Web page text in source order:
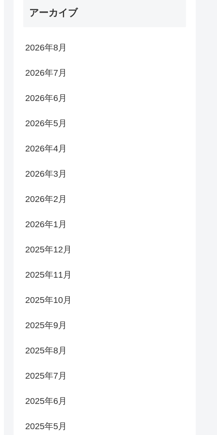
アーカイブ
2026年8月
2026年7月
2026年6月
2026年5月
2026年4月
2026年3月
2026年2月
2026年1月
2025年12月
2025年11月
2025年10月
2025年9月
2025年8月
2025年7月
2025年6月
2025年5月